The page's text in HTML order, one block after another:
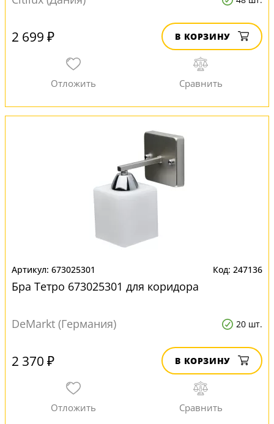
2 699 ₽ В КОРЗИНУ
673025301 247136
Бра Тетро 673025301 для коридора
DeMarkt (Германия) 20 шт.
2 370 ₽ В КОРЗИНУ